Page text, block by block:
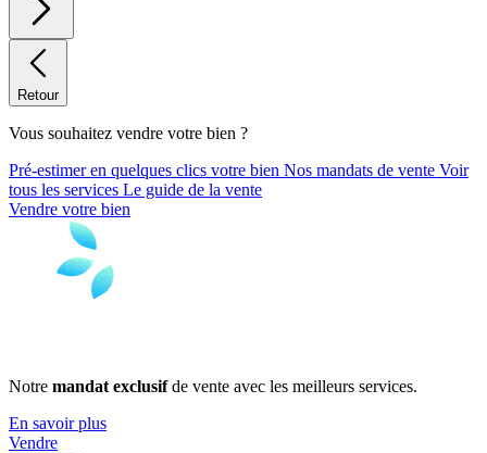
Retour
Vous souhaitez vendre votre bien ?
Pré-estimer en quelques clics votre bien Nos mandats de vente Voir
tous les services Le guide de la vente
Vendre votre bien
Notre mandat exclusifde vente avec les meilleurs services.
En savoir plus
Vendre